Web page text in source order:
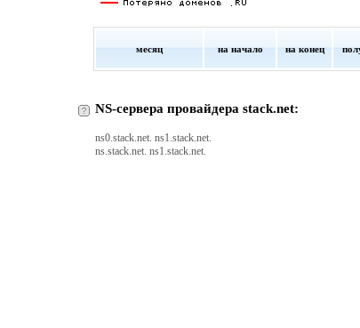
месяц на начало на конец
NS-сервера провайдера stack.net:
ns0.stack.net. ns1.stack.net.
ns.stack.net. ns1.stack.net.